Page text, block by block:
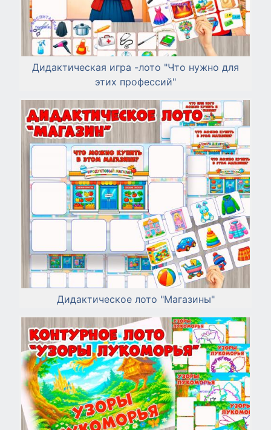
Дидактическая игра -лото "Что нужно для
этих профессий"
Дидактическое лото "Магазины"